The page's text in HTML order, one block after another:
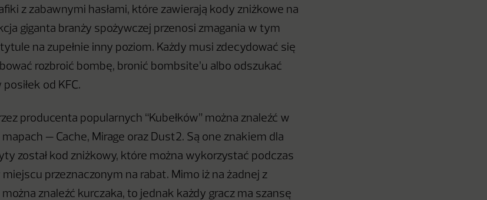
z zabawnymi hasłami, które zawierają kody zniżkowe na
giganta branży spożywczej przenosi zmagania w tym
na zupełnie inny poziom. Każdy musi zdecydować się
rozbroić bombę, bronić bombsite’u albo odszukać
od KFC.
producenta popularnych “Kubełków” można znaleźć w
— Cache, Mirage oraz Dust2. Są one znakiem dla
został kod zniżkowy, które można wykorzystać podczas
przeznaczonym na rabat. Mimo iż na żadnej z
znaleźć kurczaka, to jednak każdy gracz ma szansę